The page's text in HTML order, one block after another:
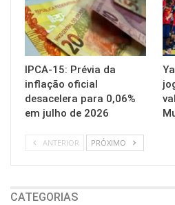
IPCA-15: Prévia da
inflação oficial
desacelera para 0,06%
em julho de 2026
ANTERIOR PRÓXIMO
CATEGORIAS